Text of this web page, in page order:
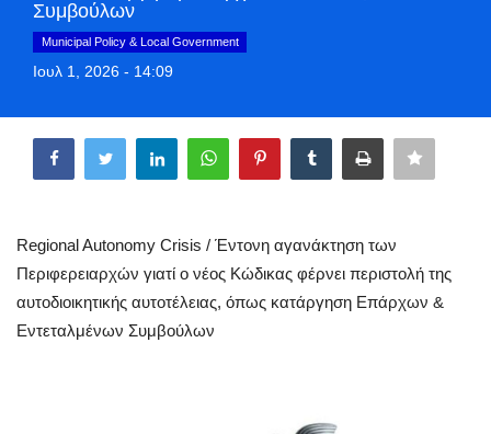
Style Adorés
Entertainment
Mykonos Ticker TV
Sport
Συμβούλων
Municipal Policy & Local Government
Ιουλ 1, 2026 - 14:09
Regional Autonomy Crisis / Έντονη αγανάκτηση των
Περιφερειαρχών γιατί ο νέος Κώδικας φέρνει περιστολή της
αυτοδιοικητικής αυτοτέλειας, όπως κατάργηση Επάρχων &
Εντεταλμένων Συμβούλων